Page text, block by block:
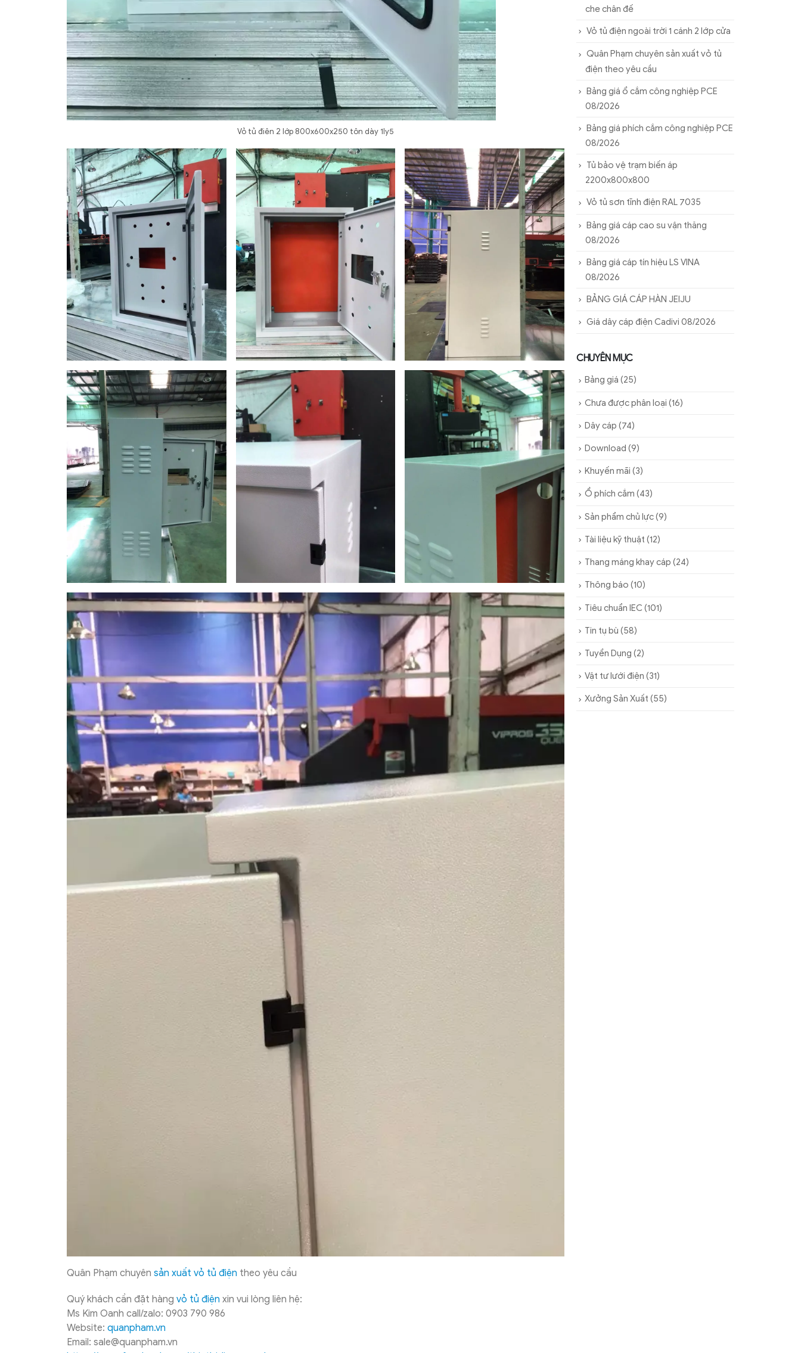
Vỏ tủ điên 2 lớp 800x600x250 tôn dày 1ly5
Quân Phạm chuyên sản xuất vỏ tủ điện theo yêu cầu
Quý khách cần đặt hàng vỏ tủ điện xin vui lòng liên hệ:
Ms Kim Oanh call/zalo: 0903 790 986
Website: quanpham.vn
Email: sale@quanpham.vn
che chân đế
Vỏ tủ điện ngoài trời 1 cánh 2 lớp cửa
Quân Phạm chuyên sản xuất vỏ tủ
điện theo yêu cầu
Bảng giá ổ cắm công nghiệp PCE
08/2026
Bảng giá phích cắm công nghiệp PCE
08/2026
Tủ bảo vệ trạm biến áp
2200x800x800
Vỏ tủ sơn tĩnh điện RAL 7035
Bảng giá cáp cao su vận thăng
08/2026
Bảng giá cáp tín hiệu LS VINA
08/2026
BẢNG GIÁ CÁP HÀN JEIJU
Giá dây cáp điện Cadivi 08/2026
CHUYÊN MỤC
Bảng giá (25)
Chưa được phân loại (16)
Dây cáp (74)
Download (9)
Khuyến mãi (3)
Ổ phích cắm (43)
Sản phẩm chủ lực(9)
Tài liệu kỹ thuật (12)
Thang máng khay cáp (24)
Thông báo (10)
Tiêu chuẩn IEC(101)
Tin tụ bù (58)
Tuyển Dụng (2)
Vật tư lưới điện (31)
Xưởng Sản Xuất (55)